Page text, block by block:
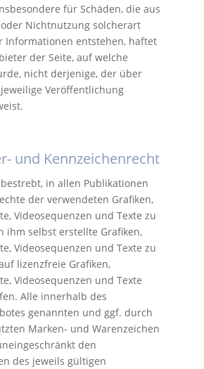
für Schäden, die aus
Nichtnutzung solcherart
Informationen entstehen, haftet
der Seite, auf welche
nicht derjenige, der über
Veröffentlichung
und Kennzeichenrecht
in allen Publikationen
der verwendeten Grafiken,
Videosequenzen und Texte zu
ihm selbst erstellte Grafiken,
Videosequenzen und Texte zu
lizenzfreie Grafiken,
Videosequenzen und Texte
Alle innerhalb des
genannten und ggf. durch
Marken- und Warenzeichen
den
des jeweils gültigen